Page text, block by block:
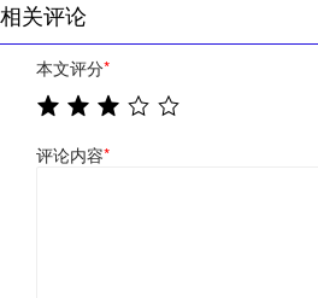
相关评论
本文评分*
评论内容*